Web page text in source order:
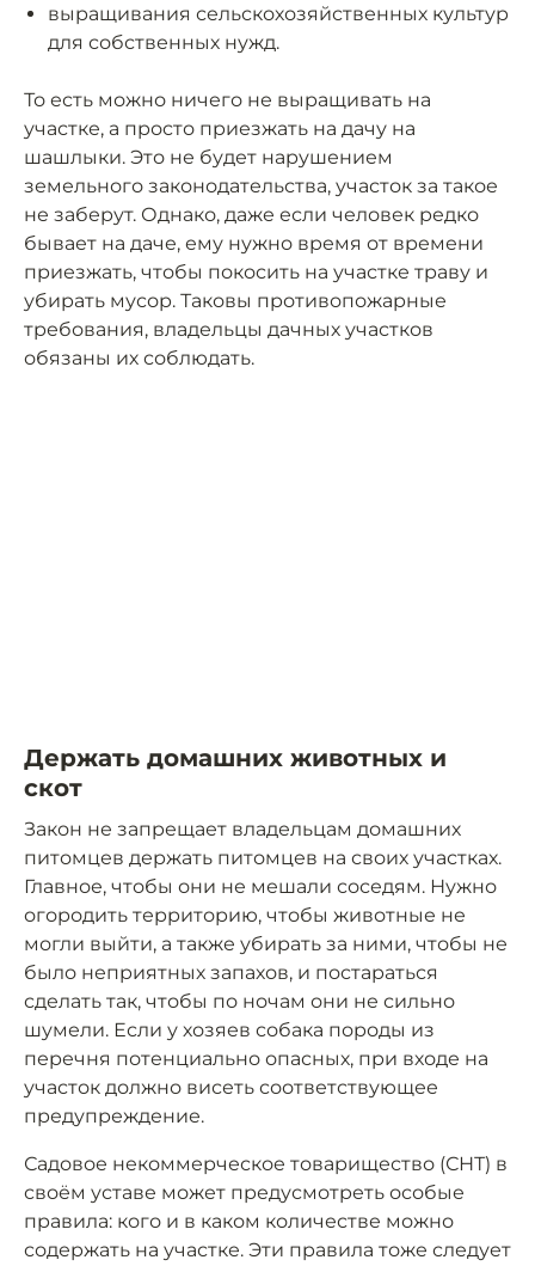
выращивания сельскохозяйственных культур
для собственных нужд.
То есть можно ничего не выращивать на
участке, а просто приезжать на дачу на
шашлыки. Это не будет нарушением
земельного законодательства, участок за такое
не заберут. Однако, даже если человек редко
бывает на даче, ему нужно время от времени
приезжать, чтобы покосить на участке траву и
убирать мусор. Таковы противопожарные
требования, владельцы дачных участков
обязаны их соблюдать.
Держать домашних животных и
скот
Закон не запрещает владельцам домашних
питомцев держать питомцев на своих участках.
Главное, чтобы они не мешали соседям. Нужно
огородить территорию, чтобы животные не
могли выйти, а также убирать за ними, чтобы не
было неприятных запахов, и постараться
сделать так, чтобы по ночам они не сильно
шумели. Если у хозяев собака породы из
перечня потенциально опасных, при входе на
участок должно висеть соответствующее
предупреждение.
Садовое некоммерческое товарищество (СНТ) в
своём уставе может предусмотреть особые
правила: кого и в каком количестве можно
содержать на участке. Эти правила тоже следует